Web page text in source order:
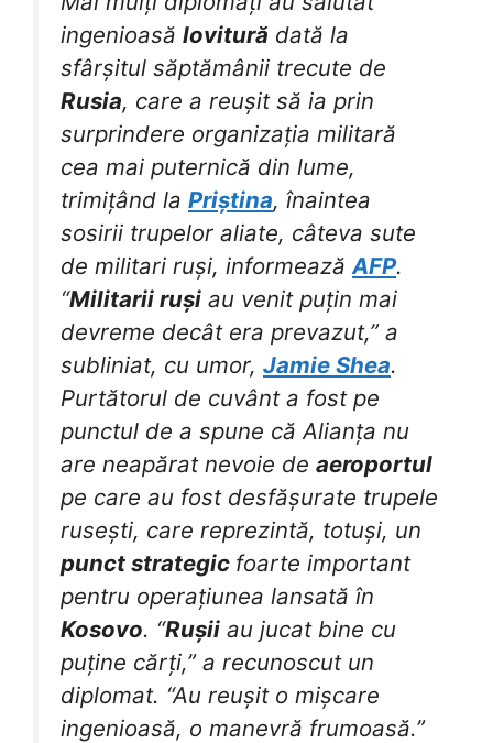
ingenioasă lovitură dată la
sfârșitul săptămânii trecute de
Rusia, care a reușit să ia prin
surprindere organizația militară
cea mai puternică din lume,
trimițând la Priștina, înaintea
sosirii trupelor aliate, câteva sute
de militari ruși, informează AFP.
“Militarii ruși au venit puțin mai
devreme decât era prevazut,” a
subliniat, cu umor, Jamie Shea.
Purtătorul de cuvânt a fost pe
punctul de a spune că Alianța nu
are neapărat nevoie de aeroportul
pe care au fost desfășurate trupele
rusești, care reprezintă, totuși, un
punct strategic foarte important
pentru operațiunea lansată în
Kosovo. “Rușii au jucat bine cu
puține cărți,” a recunoscut un
diplomat. “Au reușit o mișcare
ingenioasă, o manevră frumoasă.”